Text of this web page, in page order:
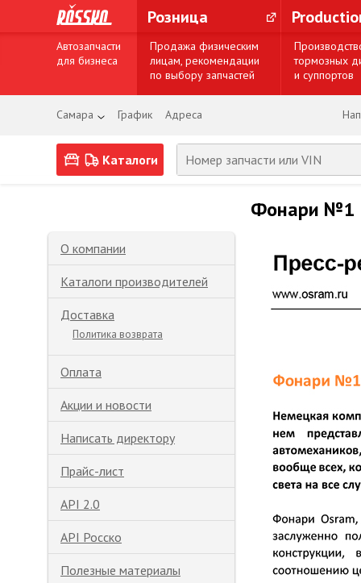
Розница
Автозапчасти
для бизнеса
Продажа физическим
лицам, рекомендации
по выбору запчастей
тормозных
и суппортов
Самара График Адреса
Каталоги
О компании
Каталоги производителей
Доставка
Политика возврата
Оплата
Акции и новости
Написать директору
Прайс-лист
API 2.0
API Росско
Полезные материалы
Фонари №1